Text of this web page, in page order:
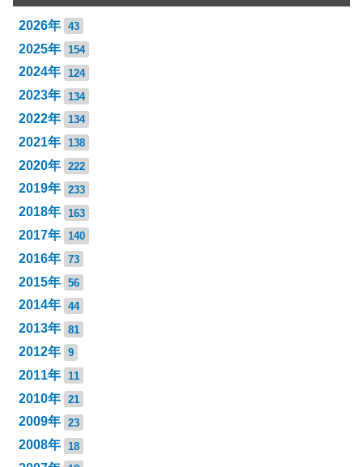
2026年 43
2025年 154
2024年 124
2023年 134
2022年 134
2021年 138
2020年 222
2019年 233
2018年 163
2017年 140
2016年 73
2015年 56
2014年 44
2013年 81
2012年 9
2011年 11
2010年 21
2009年 23
2008年 18